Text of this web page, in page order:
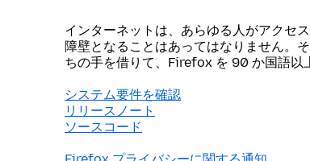
インターネットは、あらゆる人がアクセ
障壁となることはあってはなりません。
ちの手を借りて、Firefox を 90 か国語以
システム要件を確認
リリースノート
ソースコード